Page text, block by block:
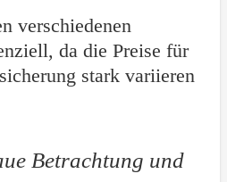
verschiedenen
da die Preise für
stark variieren
Betrachtung und